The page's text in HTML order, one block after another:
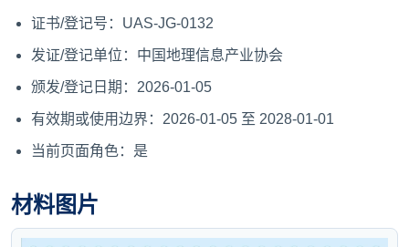
证书/登记号：UAS-JG-0132
发证/登记单位：中国地理信息产业协会
颁发/登记日期：2026-01-05
有效期或使用边界：2026-01-05 至 2028-01-01
当前页面角色：是
材料图片